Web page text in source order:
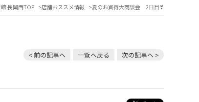
長岡西TOP 店舗おススメ情報 夏のお買得大商談会 2日目❣
< 前の記事へ 一覧へ戻る 次の記事へ >